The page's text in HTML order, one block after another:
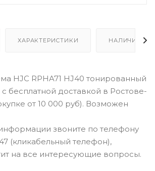
ХАРАКТЕРИСТИКИ НАЛИЧИЕ В
HJC RPHA71 HJ40 тонированный
бесплатной доставкой в Ростове-
от 10 000 руб). Возможен
звоните по телефону
(кликабельный телефон),
на все интересующие вопросы.